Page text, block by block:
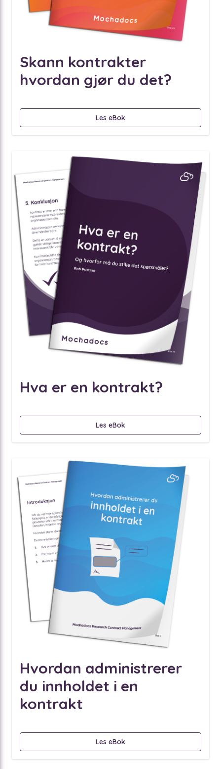
Skann kontrakter
hvordan gjør du det?
Les eBok
Hva er en kontrakt?
Les eBok
Hvordan administrerer
du innholdet i en
kontrakt
Les eBok